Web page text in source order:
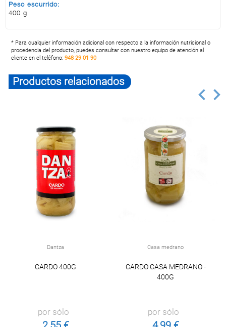
Peso escurrido:
400 g
* Para cualquier información adicional con respecto a la información nutricional o
procedencia del producto, puedes consultar con nuestro equipo de atención al
cliente en el teléfono:948 29 01 90
Productos relacionados
Dantza
CARDO 400G
por sólo
Casa medrano
CARDO CASA MEDRANO -
400G
por sólo